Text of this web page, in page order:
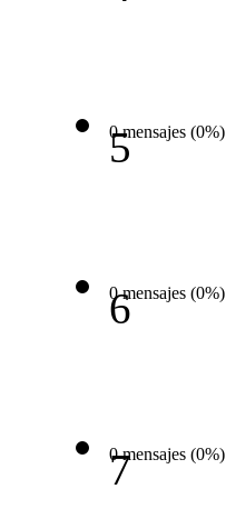
0 mensajes (0%)
5
0 mensajes (0%)
6
0 mensajes (0%)
7